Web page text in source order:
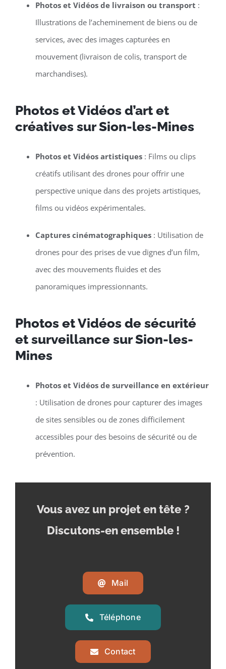
Photos et Vidéos de livraison ou transport :
Illustrations de l’acheminement de biens ou de
services, avec des images capturées en
mouvement (livraison de colis, transport de
marchandises).
Photos et Vidéos d’art et
créatives sur Sion-les-Mines
Photos et Vidéos artistiques: Films ou clips
créatifs utilisant des drones pour offrir une
perspective unique dans des projets artistiques,
films ou vidéos expérimentales.
Captures cinématographiques: Utilisation de
drones pour des prises de vue dignes d’un film,
avec des mouvements fluides et des
panoramiques impressionnants.
Photos et Vidéos de sécurité
et surveillance sur Sion-les-
Mines
Photos et Vidéos de surveillance en extérieur
: Utilisation de drones pour capturer des images
de sites sensibles ou de zones difficilement
accessibles pour des besoins de sécurité ou de
prévention.
Vous avez un projet en tête ?
Discutons-en ensemble !
Mail
Téléphone
Contact